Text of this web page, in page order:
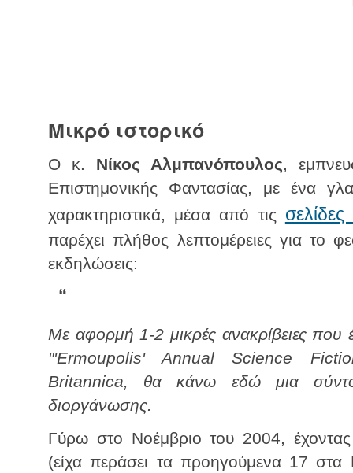
Μικρό ιστορικό
Ο κ. Νίκος Αλμπανόπουλος,
Επιστημονικής Φαντασίας, με ένα
χαρακτηριστικά, μέσα από τις
παρέχει πλήθος λεπτομέρειες για το
εκδηλώσεις:
“
Με αφορμή 1-2 μικρές ανακρίβειες που
"'Ermoupolis' Annual Science
Britannica, θα κάνω εδώ μια
διοργάνωσης.
Γύρω στο Νοέμβριο του 2004,
(είχα περάσει τα προηγούμενα 17 στα